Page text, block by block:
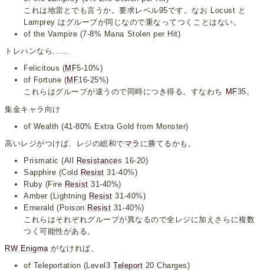
これは地雷とでも言うか。要求レベル95です。なお Locust と
Lamprey はグループが同じなので重なってつくことはない。
of the Vampire (7-8% Mana Stolen per Hit)
トレハンなら……
Felicitous (MF5-10%)
of Fortune (MF16-25%)
これらはグループが違うので同時につき得る。すなわち MF35。
集金キャラ向け
of Wealth (41-80% Extra Gold from Monster)
高いレジがつけば、レジの総和でマラ に勝てるかも。
Prismatic (All
Resistances 16-20)
Sapphire (Cold Resist 31-40%)
Ruby (Fire Resist 31-40%)
Amber (Lightning Resist 31-40%)
Emerald (Poison Resist 31-40%)
これらはそれぞれグループが異なるので全レジに加えさらに複数
つく可能性がある。
RW Enigma がなければ、
of Teleportation (Level3 Teleport 20 Charges)